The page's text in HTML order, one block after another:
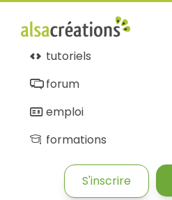
tutoriels
forum
emploi
formations
S'inscrire